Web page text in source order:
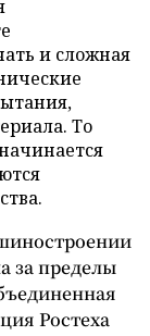
и сложная
То
за пределы
Ростеха